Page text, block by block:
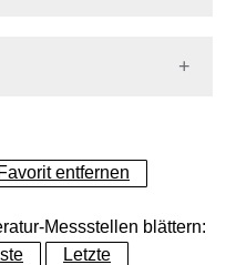
entfernen
Messstellen blättern:
Letzte